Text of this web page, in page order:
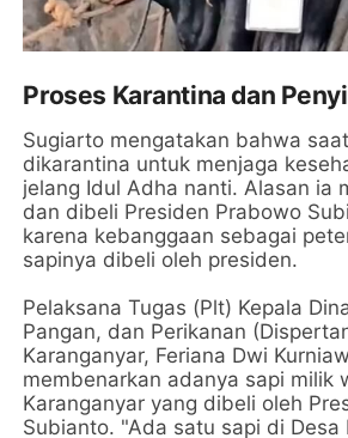
Proses Karantina dan
Sugiarto mengatakan bahwa
dikarantina untuk menjaga
jelang Idul Adha nanti. Alasan ia
dan dibeli Presiden Prabowo
karena kebanggaan sebagai
sapinya dibeli oleh presiden.
Pelaksana Tugas (Plt) Kepala
Pangan, dan Perikanan
Karanganyar, Feriana Dwi
membenarkan adanya sapi milik
Karanganyar yang dibeli oleh
Subianto. "Ada satu sapi di Desa